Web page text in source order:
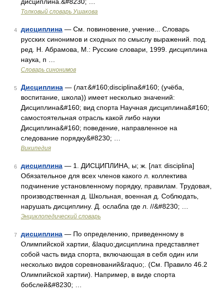
Толковый словарь Ушакова
4 дисциплина — См. повиновение, учение... Словарь
русских синонимов и сходных по смыслу выражений. под.
ред. Н. Абрамова, М.: Русские словари, 1999. дисциплина
наука, п …
Словарь синонимов
5 Дисциплина — (лат.&#160;disciplina&#160; (учёба,
воспитание, школа)) имеет несколько значений:
Дисциплина&#160; вид спорта Научная дисциплина&#160;
самостоятельная отрасль какой либо науки
Дисциплина&#160; поведение, направленное на
следование порядку&#8230; …
Википедия
6 дисциплина — 1. ДИСЦИПЛИНА, ы; ж. [лат. disciplina]
Обязательное для всех членов какого л. коллектива
подчинение установленному порядку, правилам. Трудовая,
производственная д. Школьная, военная д. Соблюдать,
нарушать дисциплину. Д. ослабла где л. //&#8230; …
Энциклопедический словарь
7 дисциплина — По определению, приведенному в
Олимпийской хартии, &laquo;дисциплина представляет
собой часть вида спорта, включающая в себя один или
несколько видов соревнований&raquo;. (См. Правило 46.2
Олимпийской хартии). Например, в виде спорта
бобслей&#8230; …